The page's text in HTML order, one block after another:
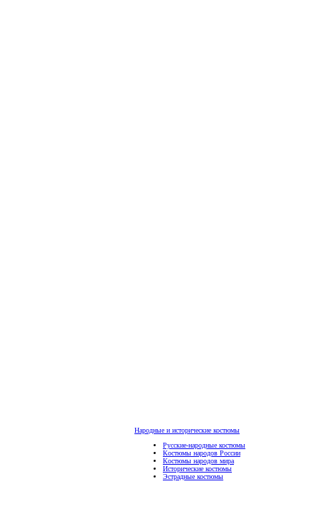
Народные и исторические костюмы
Русские-народные костюмы
Костюмы народов России
Костюмы народов мира
Исторические костюмы
Эстрадные костюмы